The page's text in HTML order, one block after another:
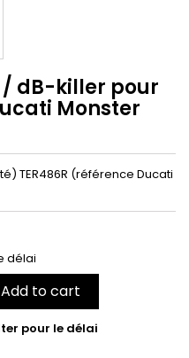
dB-killer pour
Monster
TER486R (référence Ducati
délai
Add to cart
pour le délai